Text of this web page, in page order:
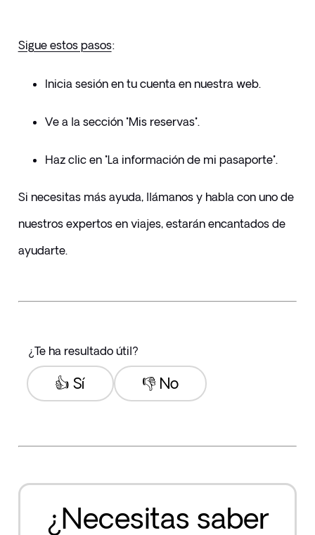
Sigue estos pasos:
Inicia sesión en tu cuenta en nuestra web.
Ve a la sección "Mis reservas".
Haz clic en "La información de mi pasaporte".
​Si necesitas más ayuda, llámanos y habla con uno de
nuestros expertos en viajes, estarán encantados de
ayudarte.
¿Te ha resultado útil?
👎 No
👍 Sí
¿Necesitas saber